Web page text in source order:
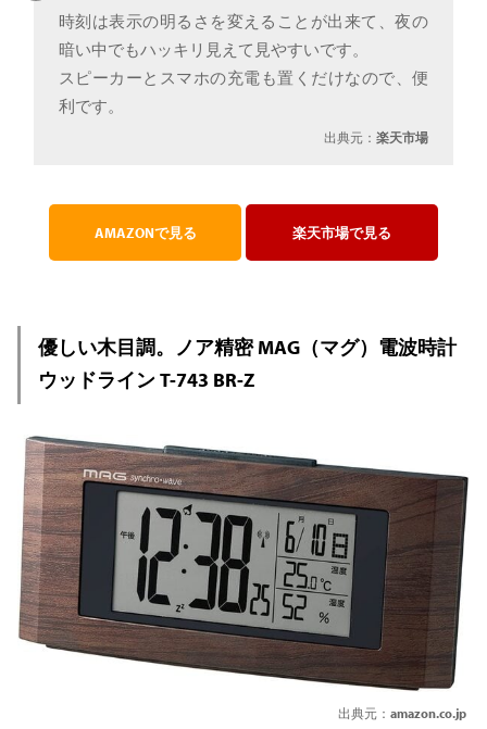
時刻は表示の明るさを変えることが出来て、夜の
暗い中でもハッキリ見えて見やすいです。
スピーカーとスマホの充電も置くだけなので、便
利です。
出典元：楽天市場
AMAZONで見る 楽天市場で見る
優しい木目調。ノア精密 MAG（マグ）電波時計
ウッドライン T-743 BR-Z
出典元： amazon.co.jp